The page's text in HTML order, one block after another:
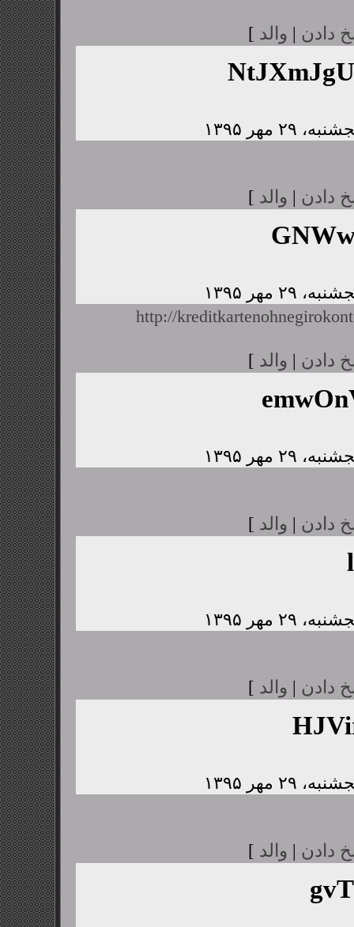
دادن | والد ]
دادن | والد ]
http://
دادن | والد ]
دادن | والد ]
دادن | والد ]
دادن | والد ]